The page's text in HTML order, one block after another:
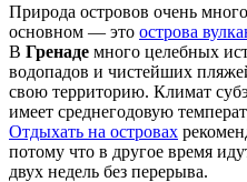
Природа островов очень
основном — это острова
В Гренаде много целебных
водопадов и чистейших
свою территорию. Климат
имеет среднегодовую
Отдыхать на островах
потому что в другое время
двух недель без перерыва.